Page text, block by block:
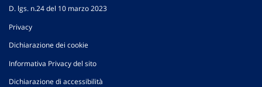
D. lgs. n.24 del 10 marzo 2023
Privacy
Dichiarazione dei cookie
Informativa Privacy del sito
Dichiarazione di accessibilità